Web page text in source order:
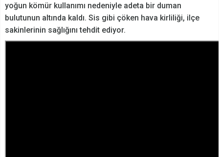
yoğun kömür kullanımı nedeniyle adeta bir duman
bulutunun altında kaldı. Sis gibi çöken hava kirliliği, ilçe
sakinlerinin sağlığını tehdit ediyor.